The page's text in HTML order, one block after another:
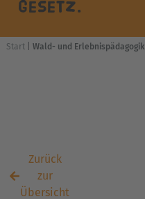
Gesetz.
Start| Wald- und Erlebnispädagogik
Zurück
zur
Übersicht